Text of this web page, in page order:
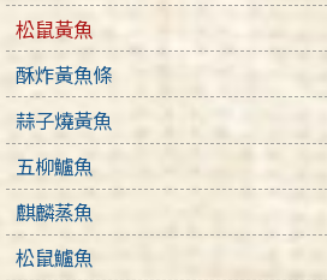
松鼠黃魚
酥炸黃魚條
蒜子燒黃魚
五柳鱸魚
麒麟蒸魚
松鼠鱸魚